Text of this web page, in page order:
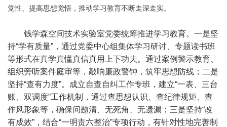
党性、提高思想觉悟，推动学习教育不断走深走实。
钱学森空间技术实验室党委统筹推进学习教育。一是坚
持“学有质量”，通过党委中心组集体学习研讨、专题读书班
等形式在真学真懂真信真用上下功夫。通过案例警示教育、
组织旁听案件庭审等，敲响廉政警钟，筑牢思想防线；二是
坚持“查有力度”。成立自查自纠工作专班，建立“一表、三台
账、双调度”工作机制，通过查思想认识、查纪律规矩、查
作风形象等，确保问题清、无死角、无遗漏；三是坚持“改
有成效”，结合“一明责六整治”专项行动，有针对性地完善制